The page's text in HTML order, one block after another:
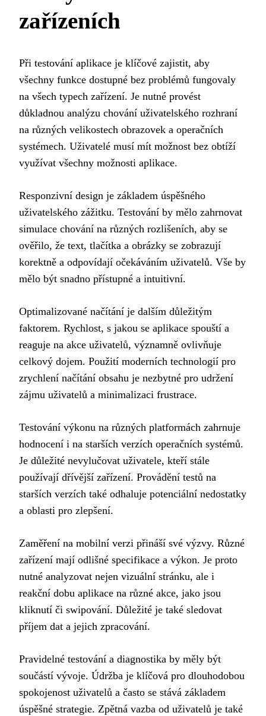
zařízeních
Při testování aplikace je klíčové zajistit, aby
všechny funkce dostupné bez problémů fungovaly
na všech typech zařízení. Je nutné provést
důkladnou analýzu chování uživatelského rozhraní
na různých velikostech obrazovek a operačních
systémech. Uživatelé musí mít možnost bez obtíží
využívat všechny možnosti aplikace.
Responzivní design je základem úspěšného
uživatelského zážitku. Testování by mělo zahrnovat
simulace chování na různých rozlišeních, aby se
ověřilo, že text, tlačítka a obrázky se zobrazují
korektně a odpovídají očekáváním uživatelů. Vše by
mělo být snadno přístupné a intuitivní.
Optimalizované načítání je dalším důležitým
faktorem. Rychlost, s jakou se aplikace spouští a
reaguje na akce uživatelů, významně ovlivňuje
celkový dojem. Použití moderních technologií pro
zrychlení načítání obsahu je nezbytné pro udržení
zájmu uživatelů a minimalizaci frustrace.
Testování výkonu na různých platformách zahrnuje
hodnocení i na starších verzích operačních systémů.
Je důležité nevylučovat uživatele, kteří stále
používají dřívější zařízení. Provádění testů na
starších verzích také odhaluje potenciální nedostatky
a oblasti pro zlepšení.
Zaměření na mobilní verzi přináší své výzvy. Různé
zařízení mají odlišné specifikace a výkon. Je proto
nutné analyzovat nejen vizuální stránku, ale i
reakční dobu aplikace na různé akce, jako jsou
kliknutí či swipování. Důležité je také sledovat
příjem dat a jejich zpracování.
Pravidelné testování a diagnostika by měly být
součástí vývoje. Údržba je klíčová pro dlouhodobou
spokojenost uživatelů a často se stává základem
úspěšné strategie. Zpětná vazba od uživatelů je také